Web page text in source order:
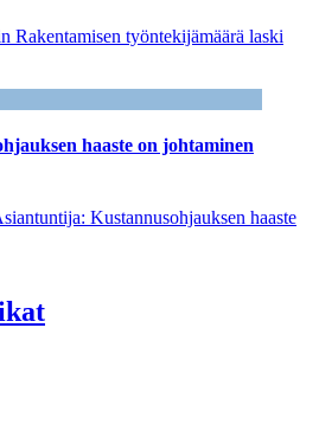
Rakentamisen työntekijämäärä laski
haaste on johtaminen
Kustannusohjauksen haaste